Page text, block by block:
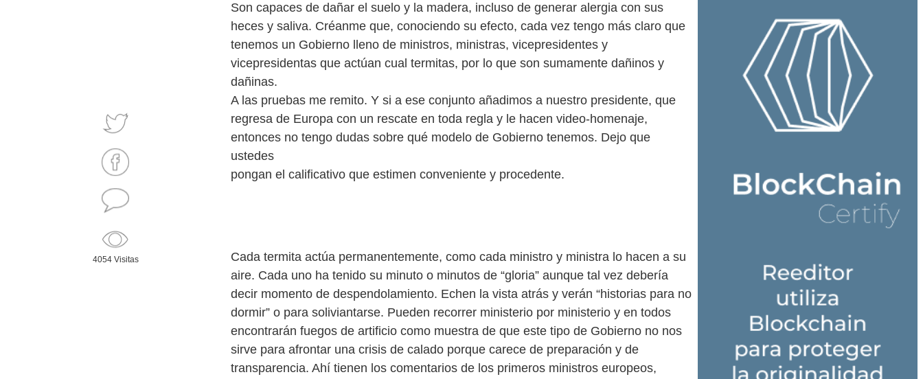
4054 Visitas
Son capaces de dañar el suelo y la madera, incluso de generar alergia con sus
heces y saliva. Créanme que, conociendo su efecto, cada vez tengo más claro que
tenemos un Gobierno lleno de ministros, ministras, vicepresidentes y
vicepresidentas que actúan cual termitas, por lo que son sumamente dañinos y
dañinas.
A las pruebas me remito. Y si a ese conjunto añadimos a nuestro presidente, que
regresa de Europa con un rescate en toda regla y le hacen video-homenaje,
entonces no tengo dudas sobre qué modelo de Gobierno tenemos. Dejo que
ustedes
pongan el calificativo que estimen conveniente y procedente.
Cada termita actúa permanentemente, como cada ministro y ministra lo hacen a su
aire. Cada uno ha tenido su minuto o minutos de “gloria” aunque tal vez debería
decir momento de despendolamiento. Echen la vista atrás y verán “historias para no
dormir” o para soliviantarse. Pueden recorrer ministerio por ministerio y en todos
encontrarán fuegos de artificio como muestra de que este tipo de Gobierno no nos
sirve para afrontar una crisis de calado porque carece de preparación y de
transparencia. Ahí tienen los comentarios de los primeros ministros europeos,